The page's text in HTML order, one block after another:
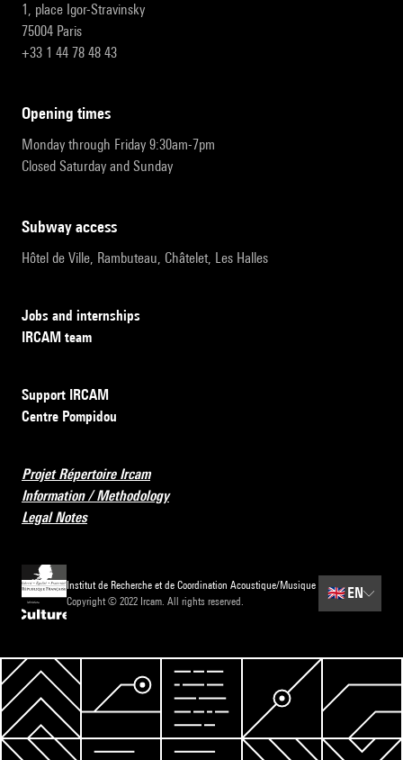
1, place Igor-Stravinsky
75004 Paris
+33 1 44 78 48 43
opening times
Monday through Friday 9:30am-7pm
Closed Saturday and Sunday
subway access
Hôtel de Ville, Rambuteau, Châtelet, Les Halles
Jobs and internships
IRCAM team
Support IRCAM
Centre Pompidou
Projet Répertoire Ircam
Information / Methodology
Legal Notes
Institut de Recherche et de Coordination Acoustique/Musique
Copyright © 2022 Ircam. All rights reserved.
🇬🇧 EN